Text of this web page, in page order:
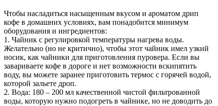
Чтобы насладиться насыщенным вкусом и ароматом дрип
кофе в домашних условиях, вам понадобится минимум
оборудования и ингредиентов:
1. Чайник с регулировкой температуры нагрева воды.
Желательно (но не критично), чтобы этот чайник имел узкий
носик, как чайники для приготовления пуровера. Если вы
завариваете кофе в дороге и нет возможности вскипятить
воду, вы можете заранее приготовить термос с горячей водой,
которой зальете дроп.
2. Вода: 180 – 200 мл качественной чистой фильтрованной
воды, которую нужно подогреть в чайнике, но не доводить до